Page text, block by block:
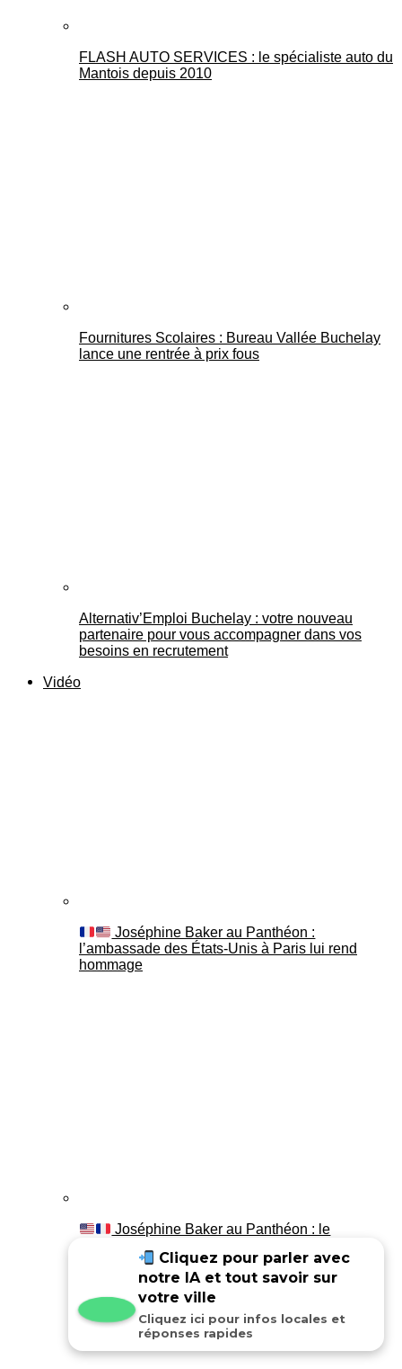
FLASH AUTO SERVICES : le spécialiste auto du
Mantois depuis 2010
Fournitures Scolaires : Bureau Vallée Buchelay
lance une rentrée à prix fous
Alternativ’Emploi Buchelay : votre nouveau
partenaire pour vous accompagner dans vos
besoins en recrutement
Vidéo
Joséphine Baker au Panthéon :
l’ambassade des États-Unis à Paris lui rend
hommage
Joséphine Baker au Panthéon : le
Cliquez pour parler avec
notre IA et tout savoir sur
votre ville
Cliquez ici pour infos locales et
réponses rapides